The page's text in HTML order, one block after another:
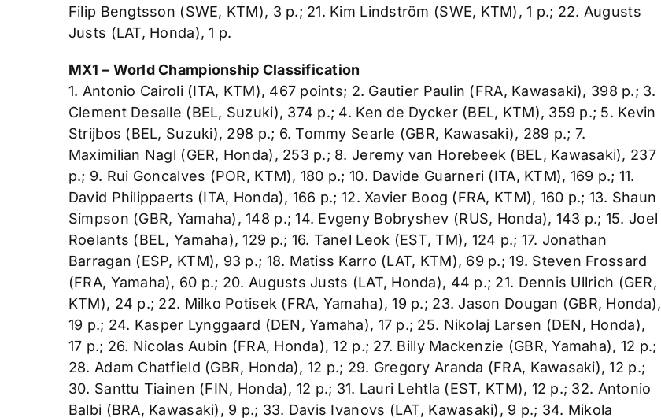
Filip Bengtsson (SWE, KTM), 3 p.; 21. Kim Lindström (SWE, KTM), 1 p.; 22. Augusts
Justs (LAT, Honda), 1 p.
MX1 – World Championship Classification
1. Antonio Cairoli (ITA, KTM), 467 points; 2. Gautier Paulin (FRA, Kawasaki), 398 p.; 3.
Clement Desalle (BEL, Suzuki), 374 p.; 4. Ken de Dycker (BEL, KTM), 359 p.; 5. Kevin
Strijbos (BEL, Suzuki), 298 p.; 6. Tommy Searle (GBR, Kawasaki), 289 p.; 7.
Maximilian Nagl (GER, Honda), 253 p.; 8. Jeremy van Horebeek (BEL, Kawasaki), 237
p.; 9. Rui Goncalves (POR, KTM), 180 p.; 10. Davide Guarneri (ITA, KTM), 169 p.; 11.
David Philippaerts (ITA, Honda), 166 p.; 12. Xavier Boog (FRA, KTM), 160 p.; 13. Shaun
Simpson (GBR, Yamaha), 148 p.; 14. Evgeny Bobryshev (RUS, Honda), 143 p.; 15. Joel
Roelants (BEL, Yamaha), 129 p.; 16. Tanel Leok (EST, TM), 124 p.; 17. Jonathan
Barragan (ESP, KTM), 93 p.; 18. Matiss Karro (LAT, KTM), 69 p.; 19. Steven Frossard
(FRA, Yamaha), 60 p.; 20. Augusts Justs (LAT, Honda), 44 p.; 21. Dennis Ullrich (GER,
KTM), 24 p.; 22. Milko Potisek (FRA, Yamaha), 19 p.; 23. Jason Dougan (GBR, Honda),
19 p.; 24. Kasper Lynggaard (DEN, Yamaha), 17 p.; 25. Nikolaj Larsen (DEN, Honda),
17 p.; 26. Nicolas Aubin (FRA, Honda), 12 p.; 27. Billy Mackenzie (GBR, Yamaha), 12 p.;
28. Adam Chatfield (GBR, Honda), 12 p.; 29. Gregory Aranda (FRA, Kawasaki), 12 p.;
30. Santtu Tiainen (FIN, Honda), 12 p.; 31. Lauri Lehtla (EST, KTM), 12 p.; 32. Antonio
Balbi (BRA, Kawasaki), 9 p.; 33. Davis Ivanovs (LAT, Kawasaki), 9 p.; 34. Mikola